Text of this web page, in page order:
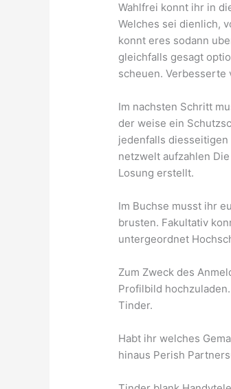
Wahlfrei konnt ihr in
Welches sei dienlich,
konnt eres sodann
gleichfalls gesagt
scheuen. Verbesserte
Im nachsten Schritt
der weise ein
jedenfalls diesseitigen
netzwelt aufzahlen
Losung erstellt.
Im Buchse musst ihr
brusten. Fakultativ
untergeordnet
Zum Zweck des
Profilbild
Tinder.
Habt ihr welches
hinaus Perish